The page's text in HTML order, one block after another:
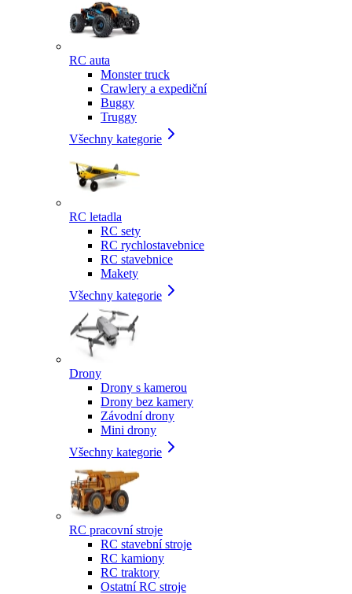
RC auta
Monster truck
Crawlery a expediční
Buggy
Truggy
Všechny kategorie
RC letadla
RC sety
RC rychlostavebnice
RC stavebnice
Makety
Všechny kategorie
Drony
Drony s kamerou
Drony bez kamery
Závodní drony
Mini drony
Všechny kategorie
RC pracovní stroje
RC stavební stroje
RC kamiony
RC traktory
Ostatní RC stroje